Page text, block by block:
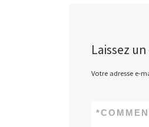
Laissez
Votre adresse e-
*